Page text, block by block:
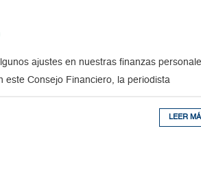
ajustes en nuestras finanzas
este Consejo Financiero, la periodista
LEER